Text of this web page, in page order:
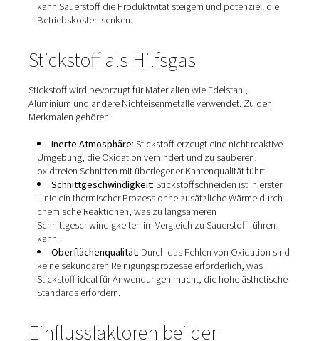
Sauerstoff als Hilfsgas
Sauerstoff wird häufig beim Schneiden von
anderen Eisenwerkstoffen verwendet. Zu den
gehören:
Exotherme Reaktion
und erzeugt zusätzliche Wärme, die den
beschleunigt. Diese exotherme Reaktion ermöglicht
Schnittgeschwindigkeiten und die Möglichkeit,
Materialien zu schneiden.
Kantenqualität: Sauerstoff ermöglicht zwar ein
Schneiden, kann jedoch zu oxidierten, raueren
die möglicherweise eine zusätzliche
erfordern, um das gewünschte Finish zu erzielen. ​
Kosteneffizienz: Durch höhere
kann Sauerstoff die Produktivität steigern und